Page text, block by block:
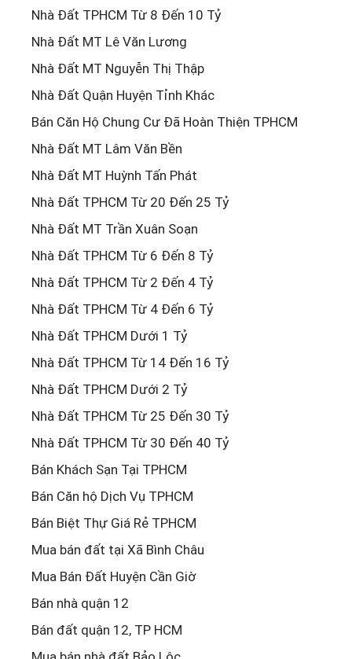
Nhà Đất TPHCM Từ 8 Đến 10 Tỷ
Nhà Đất MT Lê Văn Lương
Nhà Đất MT Nguyễn Thị Thập
Nhà Đất Quận Huyện Tỉnh Khác
Bán Căn Hộ Chung Cư Đã Hoàn Thiện TPHCM
Nhà Đất MT Lâm Văn Bền
Nhà Đất MT Huỳnh Tấn Phát
Nhà Đất TPHCM Từ 20 Đến 25 Tỷ
Nhà Đất MT Trần Xuân Soạn
Nhà Đất TPHCM Từ 6 Đến 8 Tỷ
Nhà Đất TPHCM Từ 2 Đến 4 Tỷ
Nhà Đất TPHCM Từ 4 Đến 6 Tỷ
Nhà Đất TPHCM Dưới 1 Tỷ
Nhà Đất TPHCM Từ 14 Đến 16 Tỷ
Nhà Đất TPHCM Dưới 2 Tỷ
Nhà Đất TPHCM Từ 25 Đến 30 Tỷ
Nhà Đất TPHCM Từ 30 Đến 40 Tỷ
Bán Khách Sạn Tại TPHCM
Bán Căn hộ Dịch Vụ TPHCM
Bán Biệt Thự Giá Rẻ TPHCM
Mua bán đất tại Xã Bình Châu
Mua Bán Đất Huyện Cần Giờ
Bán nhà quận 12
Bán đất quận 12, TP HCM